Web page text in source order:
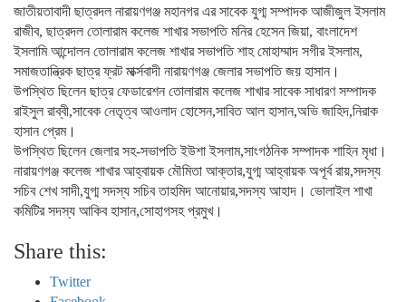
জাতীয়তাবাদী ছাত্রদল নারায়ণগঞ্জ মহানগর এর সাবেক যুগ্ম সম্পাদক আজীজুল ইসলাম
রাজীব, ছাত্রদল তোলারাম কলেজ শাখার সভাপতি মনির হেসেন জিয়া, বাংলাদেশ
ইসলামি আন্দোলন তোলারাম কলেজ শাখার সভাপতি শাহ মোহাম্মাদ সগীর ইসলাম,
সমাজতান্ত্রিক ছাত্র ফ্রট মার্ক্সবাদী নারায়ণগঞ্জ জেলার সভাপতি জয় হাসান।
উপস্থিত ছিলেন ছাত্র ফেডারেশন তোলারাম কলেজ শাখার সাবেক সাধারণ সম্পাদক
রাইসুল রাব্বী,সাবেক নেতৃত্ব আওলাদ হোসেন,সাবিত আল হাসান,অভি জাহিদ,নিরাক
হাসান প্রেম।
উপস্থিত ছিলেন জেলার সহ-সভাপতি ইউশা ইসলাম,সাংগঠনিক সম্পাদক শাহিন মৃধা।
নারায়ণগঞ্জ কলেজ শাখার আহ্বায়ক মৌমিতা আক্তার,যুগ্ম আহ্বায়ক অপূর্ব রায়,সদস্য
সচিব শেখ সাদী,যুগ্ম সদস্য সচিব তাহমিদ আনোয়ার,সদস্য আহাদ। ভোলাইল শাখা
কমিটির সদস্য আকিব হাসান,সোহাগসহ প্রমুখ।
Share this:
Twitter